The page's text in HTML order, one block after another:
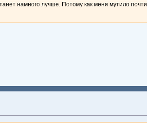
намного лучше. Потому как меня мутило почти